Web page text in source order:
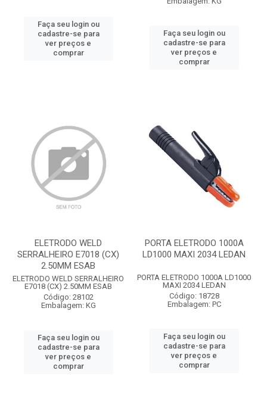
Faça seu login ou
cadastre-se para
ver preços e
comprar
Faça seu login ou
cadastre-se para
ver preços e
comprar
ELETRODO WELD
SERRALHEIRO E7018 (CX)
2.50MM ESAB
ELETRODO WELD SERRALHEIRO
E7018 (CX) 2.50MM ESAB
Código: 28102
Embalagem: KG
Faça seu login ou
cadastre-se para
ver preços e
comprar
PORTA ELETRODO 1000A
LD1000 MAXI 2034 LEDAN
PORTA ELETRODO 1000A LD1000
MAXI 2034 LEDAN
Código: 18728
Embalagem: PC
Faça seu login ou
cadastre-se para
ver preços e
comprar